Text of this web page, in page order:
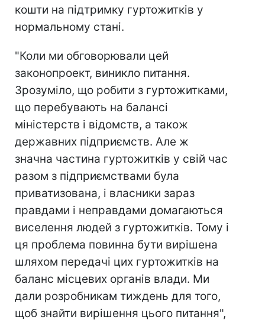
кошти на підтримку гуртожитків у
нормальному стані.
"Коли ми обговорювали цей
законопроект, виникло питання.
Зрозуміло, що робити з гуртожитками,
що перебувають на балансі
міністерств і відомств, а також
державних підприємств. Але ж
значна частина гуртожитків у свій час
разом з підприємствами була
приватизована, і власники зараз
правдами і неправдами домагаються
виселення людей з гуртожитків. Тому і
ця проблема повинна бути вирішена
шляхом передачі цих гуртожитків на
баланс місцевих органів влади. Ми
дали розробникам тиждень для того,
щоб знайти вирішення цього питання",